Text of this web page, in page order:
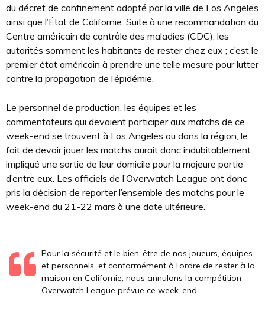
du décret de confinement adopté par la ville de Los Angeles
ainsi que l’État de Californie. Suite à une recommandation du
Centre américain de contrôle des maladies (CDC), les
autorités somment les habitants de rester chez eux ; c’est le
premier état américain à prendre une telle mesure pour lutter
contre la propagation de l’épidémie.
Le personnel de production, les équipes et les
commentateurs qui devaient participer aux matchs de ce
week-end se trouvent à Los Angeles ou dans la région, le
fait de devoir jouer les matchs aurait donc indubitablement
impliqué une sortie de leur domicile pour la majeure partie
d’entre eux. Les officiels de l’Overwatch League ont donc
pris la décision de reporter l’ensemble des matchs pour le
week-end du 21-22 mars à une date ultérieure.
Pour la sécurité et le bien-être de nos joueurs, équipes
et personnels, et conformément à l’ordre de rester à la
maison en Californie, nous annulons la compétition
Overwatch League prévue ce week-end.